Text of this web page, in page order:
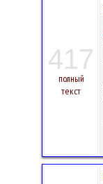
417
полный
текст